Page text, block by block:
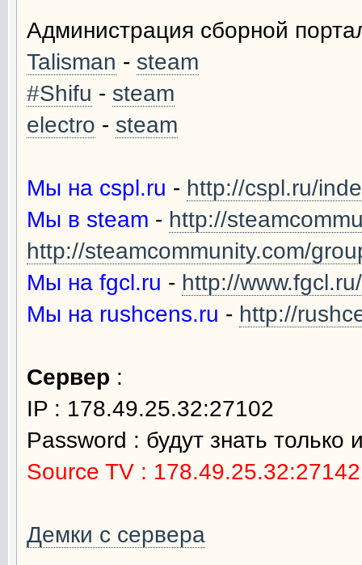
Администрация сборной
Talisman - steam
#Shifu - steam
electro - steam
Мы на cspl.ru - http://cspl.ru/
Мы в steam - http://
http://steamcommunity.com/
Мы на fgcl.ru - http://
Мы на rushcens.ru - http://
Сервер :
IP : 178.49.25.32:27102
Password : будут знать только
Source TV : 178.49.25.32:27142
Демки с сервера